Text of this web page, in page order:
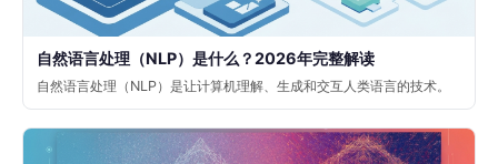
自然语言处理（NLP）是什么？2026年完整解读
自然语言处理（NLP）是让计算机理解、生成和交互人类语言的技术。